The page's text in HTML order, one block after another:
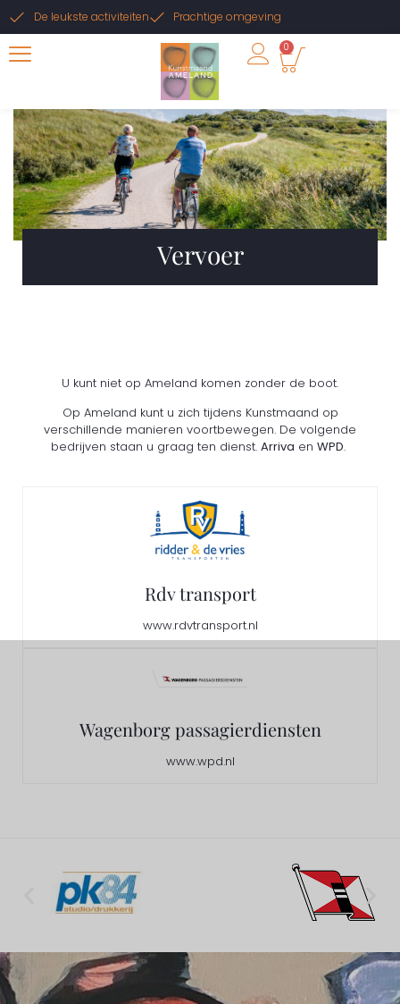
De leukste activiteiten Prachtige omgeving
0
Vervoer
U kunt niet op Ameland komen zonder de boot.
Op Ameland kunt u zich tijdens Kunstmaand op
verschillende manieren voortbewegen. De volgende
bedrijven staan u graag ten dienst. Arriva en WPD.
Rdv transport
www.rdvtransport.nl
Wagenborg passagierdiensten
www.wpd.nl